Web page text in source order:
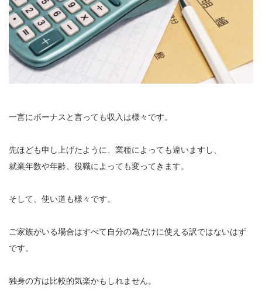
一言にボーナスと言っても収入は様々です。
先ほども申し上げたように、業種によっても違いますし、
就業年数や年齢、役職によっても変ってきます。
そして、使い道も様々です。
ご家族がいる場合はすべて自分の為だけに使える訳ではないはず
です。
独身の方は比較的気楽かもしれません。